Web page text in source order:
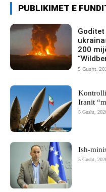
PUBLIKIMET E
200
5 Gusht,
Iranit
5 Gusht,
Ish-
5 Gusht,